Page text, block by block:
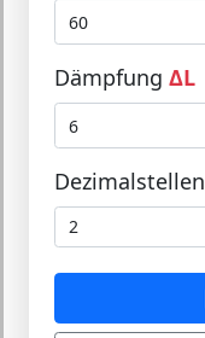
Dämpfung ΔL
Dezimalstellen